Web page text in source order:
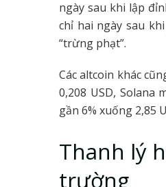
ngày sau khi lập
chỉ hai ngày sau
“trừng phạt”.
Các altcoin khác
0,208 USD, Solana
gần 6% xuống 2,85
Thanh lý
trường